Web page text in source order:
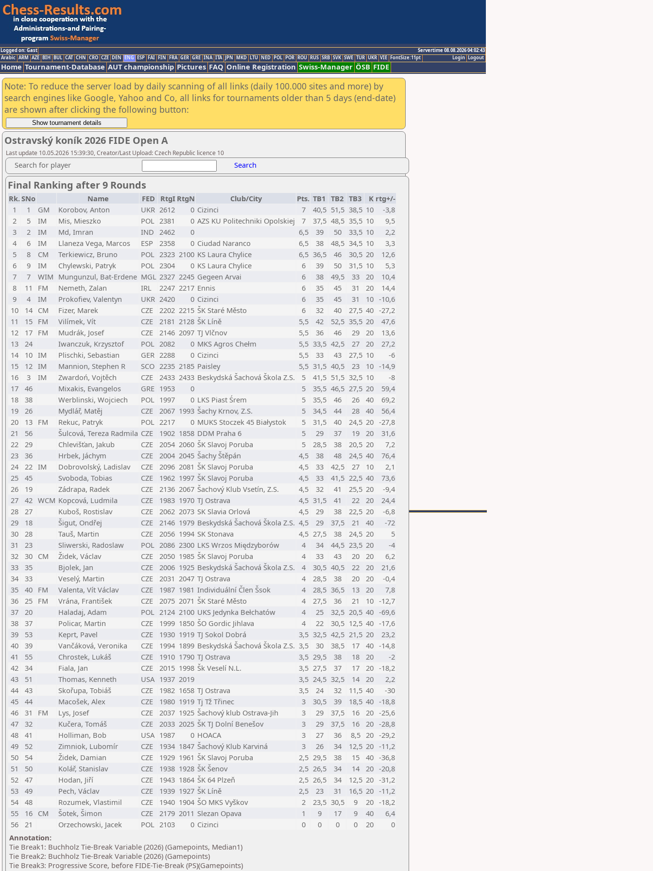
Logged on: Gast
Servertime 08.08.2026 04:02:43
Logout
Login
Arabic ARM AZE BIH BUL CAT CHN CRO CZE DEN ENG ESP FAI FIN FRA GER GRE INA ITA JPN MKD LTU NED POL POR ROU RUS SRB SVK SWE TUR UKR VIE FontSize:11pt
Home Tournament-Database AUT championship Pictures FAQ Online Registration Swiss-Manager ÖSB FIDE
Note: To reduce the server load by daily scanning of all links (daily 100.000 sites and more) by
search engines like Google, Yahoo and Co, all links for tournaments older than 5 days (end-date)
are shown after clicking the following button:
Ostravský koník 2026 FIDE Open A
Last update 10.05.2026 15:39:30, Creator/Last Upload: Czech Republic licence 10
Search for player Search
Final Ranking after 9 Rounds
Rk.SNo Name FED RtgI RtgN Club/City Pts. TB1 TB2 TB3 K rtg+/-
1
1 GM Korobov, Anton UKR 2612 0 Cizinci 7 40,5 51,5 38,5 10
-3,8
2
5 IM Mis, Mieszko POL 2381 0 AZS KU Politechniki Opolskiej 7 37,5 48,5 35,5 10
9,5
3
2 IM Md, Imran IND 2462 0 6,5 39 50 33,5 10
2,2
4
6 IM Llaneza Vega, Marcos ESP 2358 0 Ciudad Naranco 6,5 38 48,5 34,5 10
3,3
5
8 CM Terkiewicz, Bruno POL 2323 2100 KS Laura Chylice 6,5 36,5 46 30,5 20
12,6
6
9 IM Chylewski, Patryk POL 2304 0 KS Laura Chylice 6 39 50 31,5 10
5,3
7
7 WIM Mungunzul, Bat-Erdene MGL 2327 2245 Gegeen Arvai 6 38 49,5 33 20
10,4
8
11 FM Nemeth, Zalan IRL 2247 2217 Ennis 6 35 45 31 20
14,4
9
4 IM Prokofiev, Valentyn UKR 2420 0 Cizinci 6 35 45 31 10 -10,6
10
14 CM Fizer, Marek CZE 2202 2215 ŠK Staré Město 6 32 40 27,5 40 -27,2
11
15 FM Vilímek, Vít CZE 2181 2128 ŠK Líně 5,5 42 52,5 35,5 20
47,6
12
17 FM Mudrák, Josef CZE 2146 2097 TJ Vlčnov 5,5 36 46 29 20
13,6
13
24 Iwanczuk, Krzysztof POL 2082 0 MKS Agros Chełm 5,5 33,5 42,5 27 20
27,2
14
10 IM Plischki, Sebastian GER 2288 0 Cizinci 5,5 33 43 27,5 10
-6
15
12 IM Mannion, Stephen R SCO 2235 2185 Paisley 5,5 31,5 40,5 23 10 -14,9
16
3 IM Zwardoń, Vojtěch CZE 2433 2433 Beskydská Šachová Škola Z.S. 5 41,5 51,5 32,5 10
-8
17
46 Mixakis, Evangelos GRE 1953 0 5 35,5 46,5 27,5 20
59,4
18
38 Werblinski, Wojciech POL 1997 0 LKS Piast Śrem 5 35,5 46 26 40
69,2
19
26 Mydlář, Matěj CZE 2067 1993 Šachy Krnov, Z.S. 5 34,5 44 28 40
56,4
20
13 FM Rekuc, Patryk POL 2217 0 MUKS Stoczek 45 Białystok 5 31,5 40 24,5 20 -27,8
21
56 Šulcová, Tereza Radmila CZE 1902 1858 DDM Praha 6 5 29 37 19 20
31,6
22
29 Chlevišťan, Jakub CZE 2054 2060 ŠK Slavoj Poruba 5 28,5 38 20,5 20
7,2
23
36 Hrbek, Jáchym CZE 2004 2045 Šachy Štěpán 4,5 38 48 24,5 40
76,4
24
22 IM Dobrovolský, Ladislav CZE 2096 2081 ŠK Slavoj Poruba 4,5 33 42,5 27 10
2,1
25
45 Svoboda, Tobias CZE 1962 1997 ŠK Slavoj Poruba 4,5 33 41,5 22,5 40
73,6
26
19 Zádrapa, Radek CZE 2136 2067 Šachový Klub Vsetín, Z.S. 4,5 32 41 25,5 20
-9,4
27
42 WCM Kopcová, Ludmila CZE 1983 1970 TJ Ostrava 4,5 31,5 41 22 20
24,4
28
27 Kuboš, Rostislav CZE 2062 2073 SK Slavia Orlová 4,5 29 38 22,5 20
-6,8
29
18 Šigut, Ondřej CZE 2146 1979 Beskydská Šachová Škola Z.S. 4,5 29 37,5 21 40
-72
30
28 Tauš, Martin CZE 2056 1994 SK Stonava 4,5 27,5 38 24,5 20
5
31
23 Sliwerski, Radoslaw POL 2086 2300 LKS Wrzos Międzyborów 4 34 44,5 23,5 20
-4
32
30 CM Židek, Václav CZE 2050 1985 ŠK Slavoj Poruba 4 33 43 20 20
6,2
33
35 Bjolek, Jan CZE 2006 1925 Beskydská Šachová Škola Z.S. 4 30,5 40,5 22 20
21,6
34
33 Veselý, Martin CZE 2031 2047 TJ Ostrava 4 28,5 38 20 20
-0,4
35
40 FM Valenta, Vít Václav CZE 1987 1981 Individuální Člen Šsok 4 28,5 36,5 13 20
7,8
36
25 FM Vrána, František CZE 2075 2071 ŠK Staré Město 4 27,5 36 21 10 -12,7
37
20 Haladaj, Adam POL 2124 2100 UKS Jedynka Bełchatów 4 25 32,5 20,5 40 -69,6
38
37 Policar, Martin CZE 1999 1850 ŠO Gordic Jihlava 4 22 30,5 12,5 40 -17,6
39
53 Keprt, Pavel CZE 1930 1919 TJ Sokol Dobrá 3,5 32,5 42,5 21,5 20
23,2
40
39 Vančáková, Veronika CZE 1994 1899 Beskydská Šachová Škola Z.S. 3,5 30 38,5 17 40 -14,8
41
55 Chrostek, Lukáš CZE 1910 1790 TJ Ostrava 3,5 29,5 38 18 20
-2
42
34 Fiala, Jan CZE 2015 1998 Šk Veselí N.L. 3,5 27,5 37 17 20 -18,2
43
51 Thomas, Kenneth USA 1937 2019 3,5 24,5 32,5 14 20
2,2
44
43 Skořupa, Tobiáš CZE 1982 1658 TJ Ostrava 3,5 24 32 11,5 40
-30
45
44 Macošek, Alex CZE 1980 1919 Tj Tž Třinec 3 30,5 39 18,5 40 -18,8
46
31 FM Lys, Josef CZE 2037 1925 Šachový klub Ostrava-Jih 3 29 37,5 16 20 -25,6
47
32 Kučera, Tomáš CZE 2033 2025 ŠK TJ Dolní Benešov 3 29 37,5 16 20 -28,8
48
41 Holliman, Bob USA 1987 0 HOACA 3 27 36 8,5 20 -29,2
49
52 Zimniok, Lubomír CZE 1934 1847 Šachový Klub Karviná 3 26 34 12,5 20 -11,2
50
54 Židek, Damian CZE 1929 1961 ŠK Slavoj Poruba 2,5 29,5 38 15 40 -36,8
51
50 Kolář, Stanislav CZE 1938 1928 ŠK Šenov 2,5 26,5 34 14 20 -20,8
52
47 Hodan, Jiří CZE 1943 1864 ŠK 64 Plzeň 2,5 26,5 34 12,5 20 -31,2
53
49 Pech, Václav CZE 1939 1927 ŠK Líně 2,5 23 31 16,5 20 -11,2
54
48 Rozumek, Vlastimil CZE 1940 1904 ŠO MKS Vyškov 2 23,5 30,5 9 20 -18,2
55
16 CM Šotek, Šimon CZE 2179 2011 Slezan Opava 1 9 17 9 40
6,4
56
21 Orzechowski, Jacek POL 2103 0 Cizinci 0 0 0 0 20
0
Annotation:
Tie Break1: Buchholz Tie-Break Variable (2026) (Gamepoints, Median1)
Tie Break2: Buchholz Tie-Break Variable (2026) (Gamepoints)
Tie Break3: Progressive Score, before FIDE-Tie-Break (PS)(Gamepoints)